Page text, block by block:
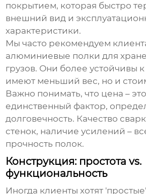
покрытием, которая быстро
внешний вид и
характеристики.
Мы часто рекомендуем
алюминиевые полки для
грузов. Они более устойчивы
имеют меньший вес, но и
Важно понимать, что цена –
единственный фактор,
долговечность. Качество
стенок, наличие усилений –
прочность полок.
Конструкция: простота vs.
функциональность
Иногда клиенты хотят